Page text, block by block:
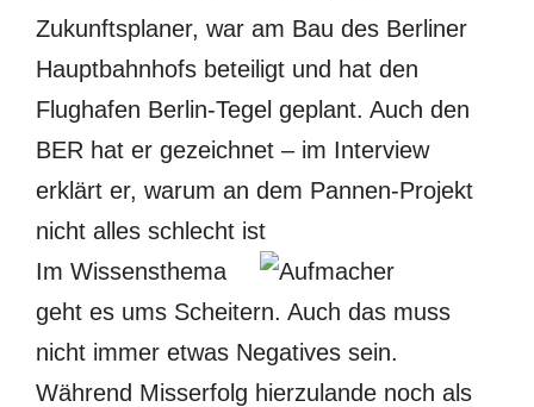
Zukunftsplaner, war am Bau des Berliner
Hauptbahnhofs beteiligt und hat den
Flughafen Berlin-Tegel geplant. Auch den
BER hat er gezeichnet – im Interview
erklärt er, warum an dem Pannen-Projekt
nicht alles schlecht ist
Im Wissensthema
geht es ums Scheitern. Auch das muss
nicht immer etwas Negatives sein.
Während Misserfolg hierzulande noch als